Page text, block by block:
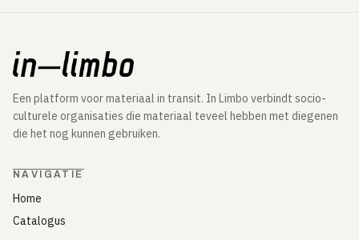
Een platform voor materiaal in transit. In Limbo verbindt socio-
culturele organisaties die materiaal teveel hebben met diegenen
die het nog kunnen gebruiken.
NAVIGATIE
Home
Catalogus